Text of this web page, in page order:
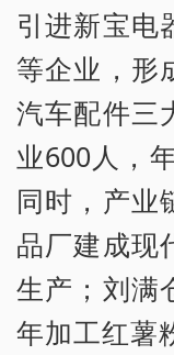
引进新宝电
等企业，形
汽车配件三
业600人，
同时，产业
品厂建成现
生产；刘满
年加工红薯